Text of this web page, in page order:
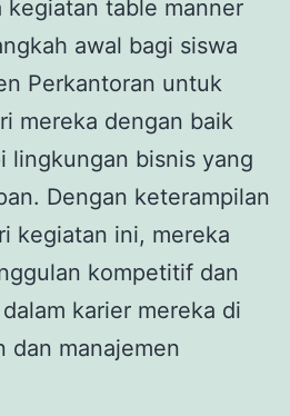
kegiatan table manner
awal bagi siswa
Perkantoran untuk
mereka dengan baik
lingkungan bisnis yang
Dengan keterampilan
kegiatan ini, mereka
kompetitif dan
karier mereka di
dan manajemen